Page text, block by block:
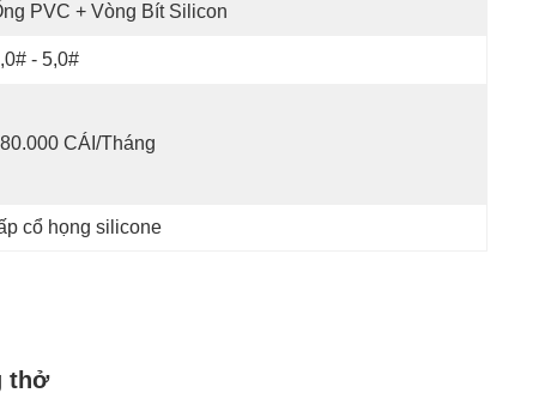
PVC + Vòng Bít Silicon
- 5,0#
CÁI/tháng
cổ họng silicone
thở